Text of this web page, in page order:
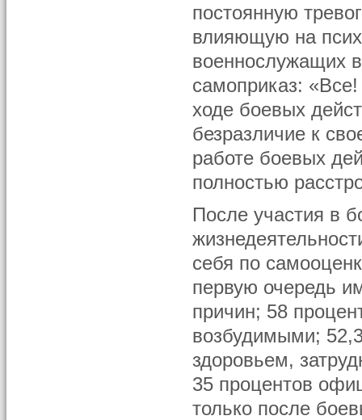
постоянную
влияющую на
военнослужащих
самоприказ:
ходе боевых
безразличие к
работе боевых
полностью
После участия в
себя по
первую очередь
причин; 58
возбудимыми;
здоровьем,
35 процентов
только после